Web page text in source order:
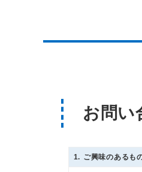
お問い
1. ご興味のあるも